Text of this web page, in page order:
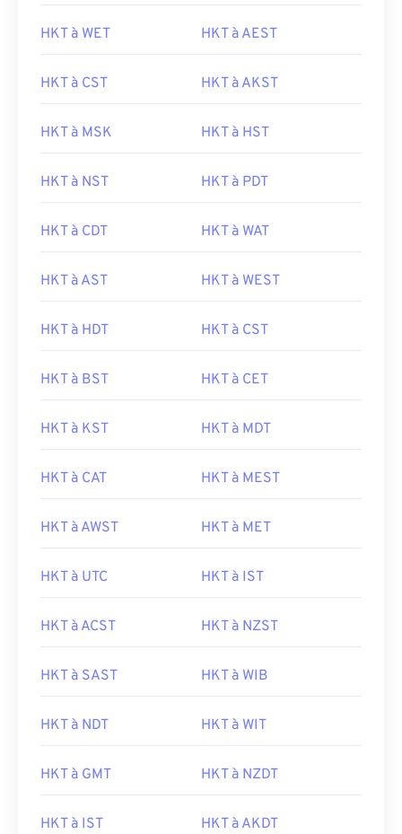
HKT à WET HKT à AEST
HKT à CST HKT à AKST
HKT à MSK HKT à HST
HKT à NST HKT à PDT
HKT à CDT HKT à WAT
HKT à AST HKT à WEST
HKT à HDT HKT à CST
HKT à BST HKT à CET
HKT à KST HKT à MDT
HKT à CAT HKT à MEST
HKT à AWST HKT à MET
HKT à UTC HKT à IST
HKT à ACST HKT à NZST
HKT à SAST HKT à WIB
HKT à NDT HKT à WIT
HKT à GMT HKT à NZDT
HKT à IST HKT à AKDT